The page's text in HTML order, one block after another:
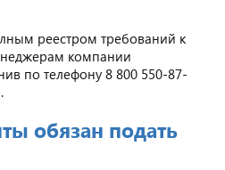
реестром требований к
компании
по телефону 8 800 550-87-
обязан подать